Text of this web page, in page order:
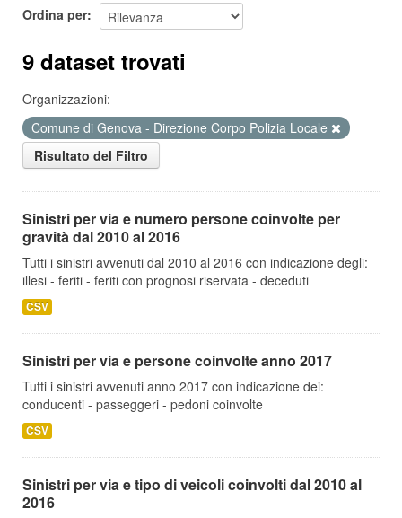
Ordina per
9 dataset trovati
Organizzazioni:
Comune di Genova - Direzione Corpo Polizia Locale
Risultato del Filtro
Sinistri per via e numero persone coinvolte per
gravità dal 2010 al 2016
Tutti i sinistri avvenuti dal 2010 al 2016 con indicazione degli:
illesi - feriti - feriti con prognosi riservata - deceduti
CSV
Sinistri per via e persone coinvolte anno 2017
Tutti i sinistri avvenuti anno 2017 con indicazione dei:
conducenti - passeggeri - pedoni coinvolte
CSV
Sinistri per via e tipo di veicoli coinvolti dal 2010 al
2016